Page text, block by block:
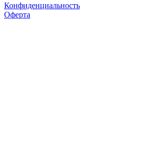
Конфиденциальность
Оферта